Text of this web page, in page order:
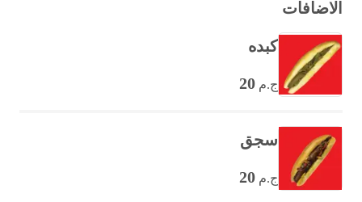
الاضافات
كبده
ج.م 20
سجق
ج.م 20